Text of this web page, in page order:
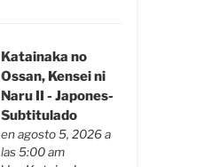
Katainaka no
Ossan, Kensei ni
Naru II - Japones-
Subtitulado
en agosto 5, 2026 a
las 5:00 am